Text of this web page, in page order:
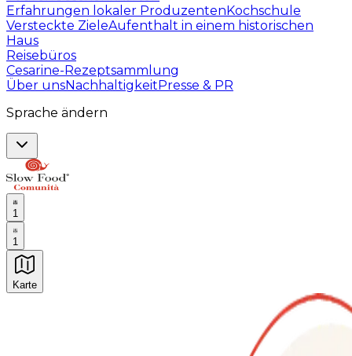
Erfahrungen lokaler ProduzentenKochschule
Versteckte ZieleAufenthalt in einem historischen
Haus
Reisebüros
Cesarine-Rezeptsammlung
Über unsNachhaltigkeitPresse & PR
Sprache ändern
1
1
Karte
Unvergessliche kulinarische Erlebnisse: